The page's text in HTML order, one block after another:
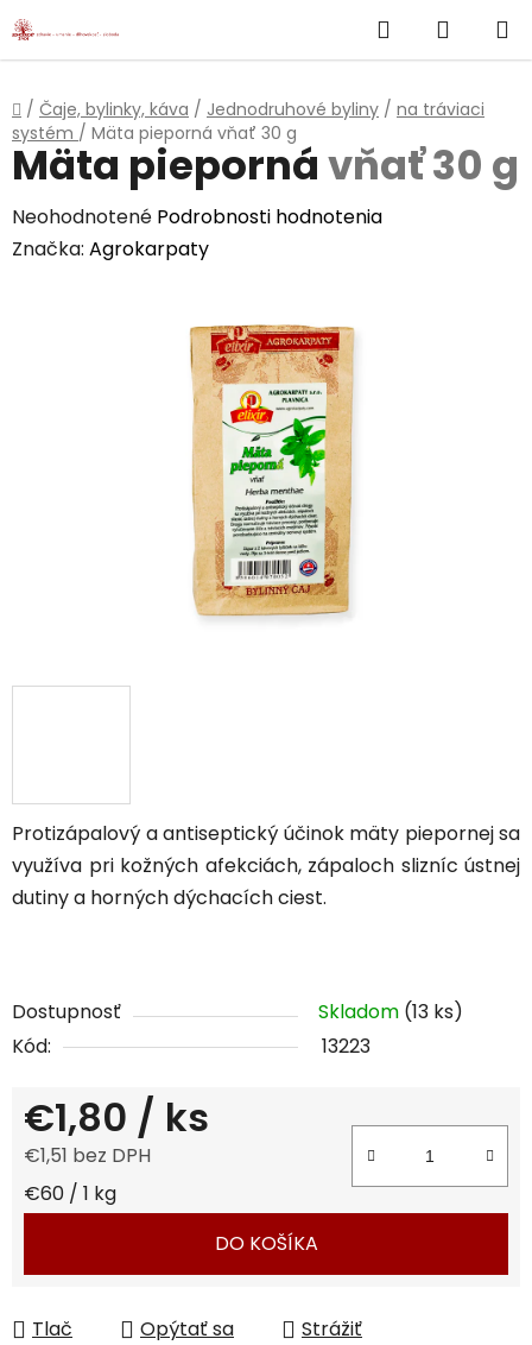
Prejsť
na
Hľadať
KOŠÍK
Domov
/ Čaje, bylinky, káva / Jednodruhové byliny / na tráviaci
systém / Mäta pieporná vňať 30 g
Protizápalový a antiseptický účinok mäty piepornej sa
využíva pri kožných afekciách, zápaloch slizníc ústnej
dutiny a horných dýchacích ciest.
Dostupnosť Skladom (13 ks)
Kód:
13223
€1,80 / ks
€1,51 bez DPH
Jednotková cena:
€60 / 1 kg
DO KOŠÍKA
Tlač Opýtať sa
Strážiť
Mäta piepornávňať 30 g
Priemerné
hodnotenie
Neohodnotené Podrobnosti hodnotenia
Značka: Agrokarpaty